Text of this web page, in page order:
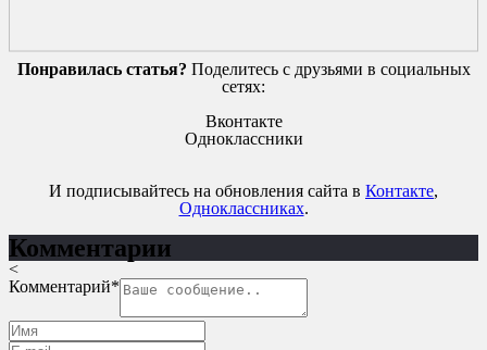
Понравилась статья? Поделитесь с друзьями в социальных
сетях:
Вконтакте
Одноклассники
И подписывайтесь на обновления сайта в Контакте,
Одноклассниках.
Комментарии
<
Комментарий*